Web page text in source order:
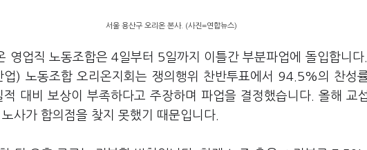
서울 용산구 오리온 본사. (사진=연합뉴스)
영업직 노동조합은 4일부터 5일까지 이틀간 부분파업에 돌입합니
업) 노동조합 오리온지회는 쟁의행위 찬반투표에서 94.5%의 찬성
대비 보상이 부족하다고 주장하며 파업을 결정했습니다. 올해 교
사가 합의점을 찾지 못했기 때문입니다.